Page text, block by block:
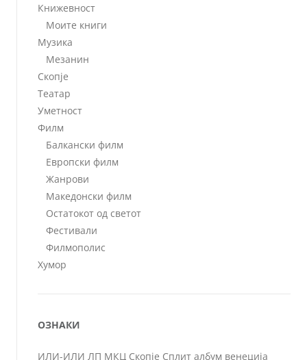
Книжевност
Моите книги
Музика
Мезанин
Скопје
Театар
Уметност
Филм
Балкански филм
Европски филм
Жанрови
Македонски филм
Остатокот од светот
Фестивали
Филмополис
Хумор
ОЗНАКИ
ИЛИ-ИЛИ ЛП МКЦ Скопје Сплит албум венеција